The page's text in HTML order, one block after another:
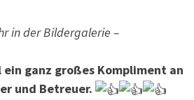
in der Bildergalerie –
ganz großes Kompliment an
und Betreuer.